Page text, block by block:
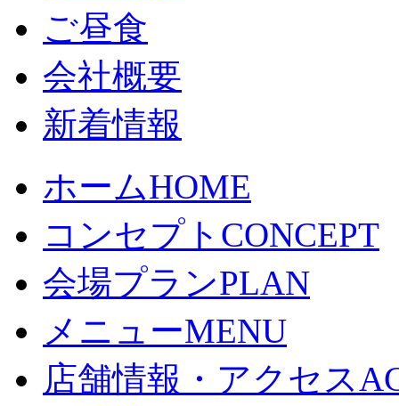
ご昼食
会社概要
新着情報
ホームHOME
コンセプト CONCEPT
会場プランPLAN
メニューMENU
店舗情報・アクセス